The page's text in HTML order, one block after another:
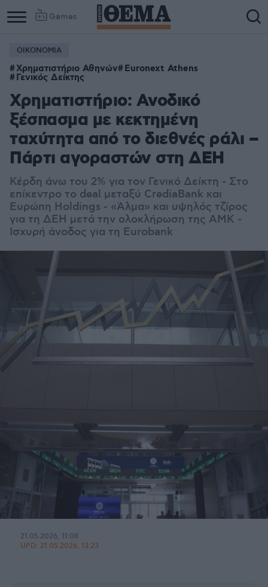
Games
ΟΙΚΟΝΟΜΙΑ
Χρηματιστήριο Αθηνών Euronext Athens
Γενικός Δείκτης
Χρηματιστήριο: Ανοδικό
ξέσπασμα με κεκτημένη
ταχύτητα από το διεθνές ράλι –
Πάρτι αγοραστών στη ΔΕΗ
Κέρδη άνω του 2% για τον Γενικό Δείκτη - Στο
επίκεντρο το deal μεταξύ CrediaBank και
Ευρώπη Holdings - «Άλμα» και υψηλός τζίρος
για τη ΔΕΗ μετά την ολοκλήρωση της ΑΜΚ -
Ισχυρή άνοδος για τη Eurobank
21.05.2026, 11:08
UPD: 21.05.2026, 13:23